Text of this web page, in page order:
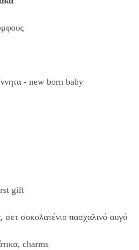
- new born baby
gift
σετ σοκολατένιο πασχαλινό αυγό
charms